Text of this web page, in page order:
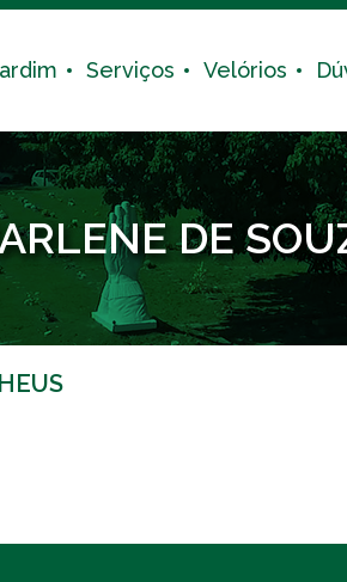
Serviços Velórios
DE